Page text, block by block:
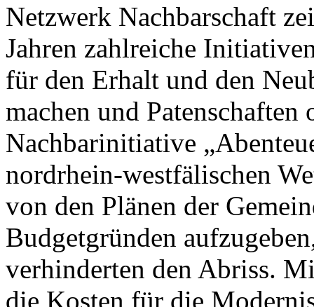
Netzwerk Nachbarschaft
Jahren zahlreiche
für den Erhalt und den
machen und
Nachbarinitiative
nordrhein-westfälischen
von den Plänen der
Budgetgründen
verhinderten den Abriss.
die Kosten für die